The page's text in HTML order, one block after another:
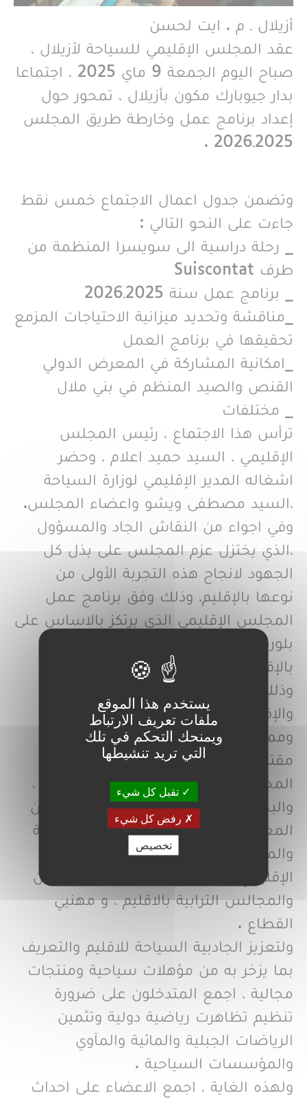
أزيلال ـ م . ايت لحسن
عقد المجلس الإقليمي للسياحة لأزيلال ،
صباح اليوم الجمعة 9 ماي 2025 ، اجتماعا
بدار جيوبارك مكون بأزيلال ، تمحور حول
إعداد برنامج عمل وخارطة طريق المجلس
2025ـ2026 .
وتضمن جدول اعمال الاجتماع خمس نقط
جاءت على النحو التالي :
_ رحلة دراسية الى سويسرا المنظمة من
طرف Suiscontat
_ برنامج عمل سنة 2025ـ2026
_مناقشة وتحديد ميزانية الاحتياجات المزمع
تحقيقها في برنامج العمل
_امكانية المشاركة في المعرض الدولي
القنص والصيد المنظم في بني ملال
_ مختلفات
ترأس هذا الاجتماع ، رئيس المجلس
الإقليمي ، السيد حميد اعلام ، وحضر
اشغاله المدير الإقليمي لوزارة السياحة
،السيد مصطفى ويشو واعضاء المجلس.
وفي اجواء من النقاش الجاد والمسؤول
،الذي يختزل عزم المجلس على بذل كل
الجهود لانجاح هذه التجربة الأولى من
نوعها بالإقليم، وذلك وفق برنامج عمل
المجلس الإقليمي الذي يرتكز بالاساس على
بلورة آليات للتعريف بالمنتوج السياحي
بالإقليم والرفع من جادبيته السياحية ،
وذلك بتنسيق مع المديريتين الجهوية
والإقليمية للوزارة الوصية على القطاع.
ومما جاء في مداخلات الأعضاء من
مقترحات ، إعداد وانجاح برنامج عمل
المجلس ، التشخيص وتحديد الاولويات ،
والبحث عن شراكات مع مختلف الفاعلين
المعنيين ، وفي مقدمتهم مجلس الجهة
والمجلس الجهوي للسياحة والمجلس
الإقليمي لأزيلال وجمعية جيوبارك مݣون
والمجالس الترابية بالاقليم ، و مهنيي
القطاع .
ولتعزيز الجادبية السياحة للاقليم والتعريف
بما يزخر به من مؤهلات سياحية ومنتجات
مجالية ، اجمع المتدخلون على ضرورة
تنظيم تظاهرت رياضية دولية وتثمين
الرياضات الجبلية والمائية والمآوي
والمؤسسات السياحية .
ولهذه الغاية ، اجمع الاعضاء على احداث
يستخدم هذا الموقع
ملفات تعريف الارتباط
ويمنحك التحكم في تلك
التي تريد تنشيطها
تقبل كل شيء
رفض كل شيء
تخصيص